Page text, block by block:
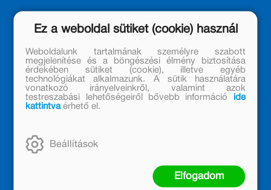
MÓRA KÖNYVKIADÓ – 1950 ÓTA
CSALÁDTAG
olvasás örömével, olvasni szerető gyerekekből olvasni
Ez a weboldal sütiket (cookie) használ
Weboldalunk tartalmának személyre szabott
megjelenítése és a böngészési élmény biztosítása
érdekében sütiket (cookie), illetve egyéb
technológiákat alkalmazunk. A sütik használatára
vonatkozó irányelveinkről, valamint azok
testreszabási lehetőségeiről bővebb információ
ide
kattintvaérhető el.
Beállítások
Elfogadom